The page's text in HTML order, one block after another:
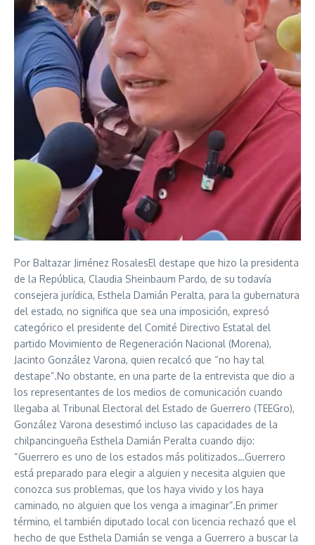
Por Baltazar Jiménez RosalesEl destape que hizo la presidenta
de la República, Claudia Sheinbaum Pardo, de su todavía
consejera jurídica, Esthela Damián Peralta, para la gubernatura
del estado, no significa que sea una imposición, expresó
categórico el presidente del Comité Directivo Estatal del
partido Movimiento de Regeneración Nacional (Morena),
Jacinto González Varona, quien recalcó que “no hay tal
destape”.No obstante, en una parte de la entrevista que dio a
los representantes de los medios de comunicación cuando
llegaba al Tribunal Electoral del Estado de Guerrero (TEEGro),
González Varona desestimó incluso las capacidades de la
chilpancingueña Esthela Damián Peralta cuando dijo:
“Guerrero es uno de los estados más politizados…Guerrero
está preparado para elegir a alguien y necesita alguien que
conozca sus problemas, que los haya vivido y los haya
caminado, no alguien que los venga a imaginar”.En primer
término, el también diputado local con licencia rechazó que el
hecho de que Esthela Damián se venga a Guerrero a buscar la